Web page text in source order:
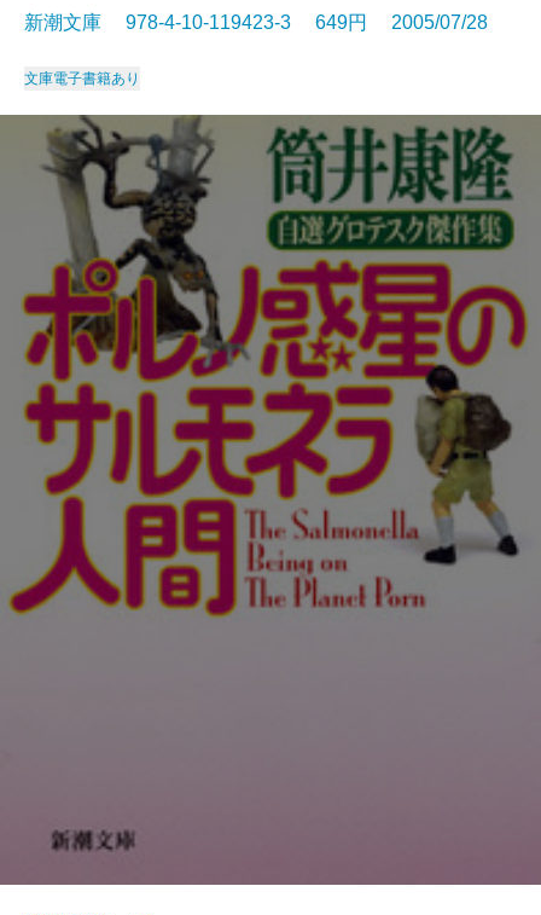
新潮文庫 978-4-10-119423-3 649円 2005/07/28
文庫電子書籍あり